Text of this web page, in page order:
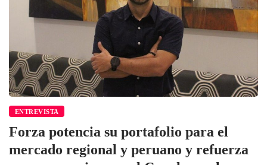
ENTREVISTA
Forza potencia su portafolio para el
mercado regional y peruano y refuerza